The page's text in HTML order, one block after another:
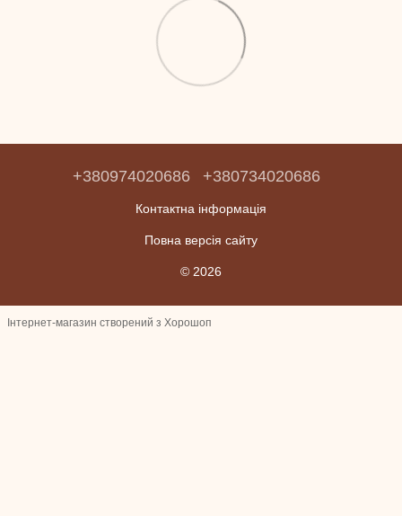
+380974020686 +380734020686
Контактна інформація
Повна версія сайту
© 2026
Інтернет-магазин створений з Хорошоп